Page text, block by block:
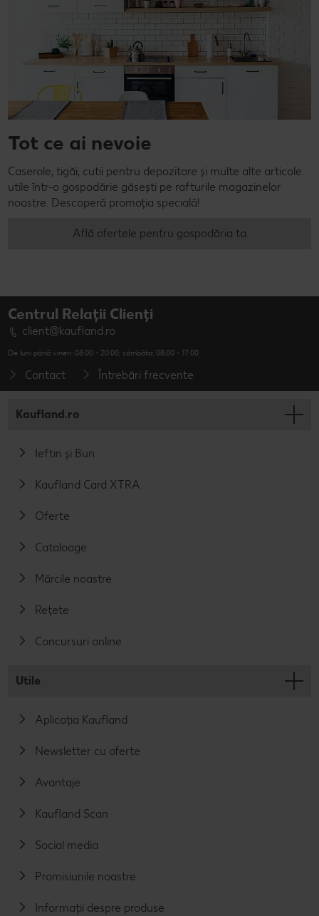
Tot ce ai nevoie
Caserole, tigăi, cutii pentru depozitare și multe alte articole
utile într-o gospodărie găsești pe rafturile magazinelor
noastre. Descoperă promoția specială!
Află ofertele pentru gospodăria ta
Centrul Relații Clienți
client@kaufland.ro
De luni până vineri: 08:00 - 20:00; sâmbăta: 08:00 - 17:00
Contact Întrebări frecvente
Kaufland.ro
Ieftin și Bun
Kaufland Card XTRA
Oferte
Cataloage
Mărcile noastre
Rețete
Concursuri online
Utile
Aplicația Kaufland
Newsletter cu oferte
Avantaje
Kaufland Scan
Social media
Promisiunile noastre
Informații despre produse